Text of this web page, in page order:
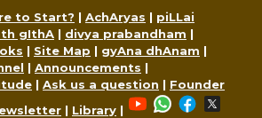
to Start? | AchAryas | piLLai
gIthA | divya prabandham |
| Site Map | gyAna dhAnam |
| Announcements |
| Ask us a question | Founder
| Library |
YouTubeWhatsApp
Facebook